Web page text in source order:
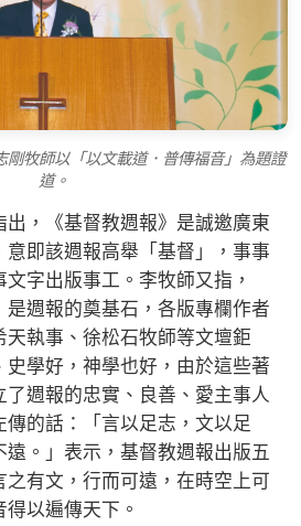
牧師以「以文載道．普傳福音」為題證
道。
，《基督教週報》是誠邀廣東
即該週報高舉「基督」，事事
字出版事工。李牧師又指，
是週報的奠基石，各版專欄作者
執事、徐松石牧師等文壇鉅
學好，神學也好，由於這些著
週報的忠實、良善、愛主事人
傳的話：「言以足志，文以足
遠。」表示，基督教週報出版五
有文，行而可遠，在時空上可
以遍傳天下。